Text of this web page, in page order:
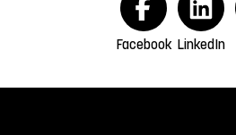
Facebook LinkedIn